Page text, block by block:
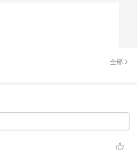
全部